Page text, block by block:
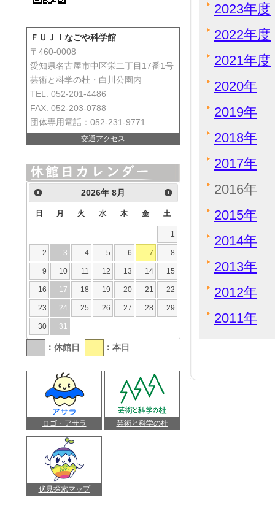
2023年度
2022年度
2021年度
2020年
2019年
2018年
2017年
2016年
2015年
2014年
2013年
2012年
2011年
ＦＵＪＩなごや科学館
〒460-0008
愛知県名古屋市中区栄二丁目17番1号
芸術と科学の杜・白川公園内
TEL: 052-201-4486
FAX: 052-203-0788
団体専用電話：052-231-9771
交通アクセス
2026年8月
日 月 火 水 木 金 土
1
2 3 4 5 6 7 8
9 10 11 12 13 14 15
16 17 18 19 20 21 22
23 24 25 26 27 28 29
30 31
：休館日 ：本日
ロゴ・アサラ 芸術と科学の杜
伏見探索マップ